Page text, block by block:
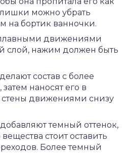
можно убрать
на бортик ванночки.
движениями
слой, нажим должен быть
состав с более
наносят его в
стены движениями снизу
темный оттенок,
стоит оставить
Более темный